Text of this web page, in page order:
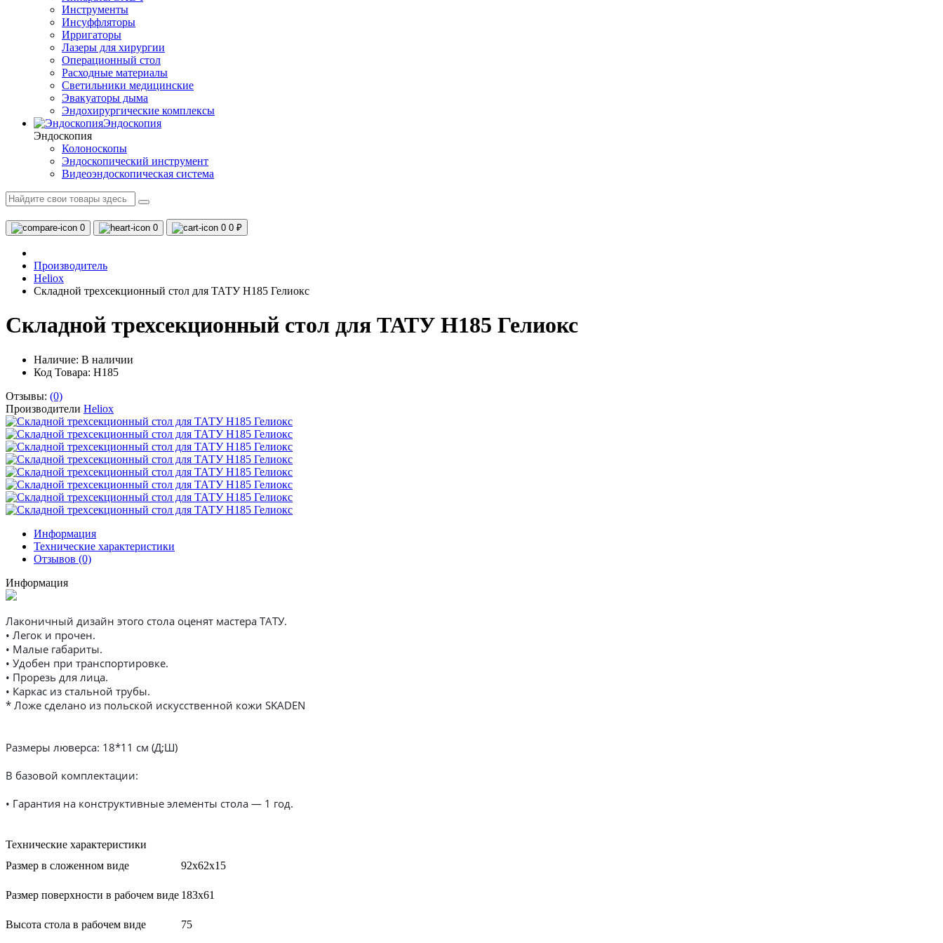
Инструменты
Инсуффляторы
Ирригаторы
Лазеры для хирургии
Операционный стол
Расходные материалы
Светильники медицинские
Эвакуаторы дыма
Эндохирургические комплексы
Эндоскопия
Эндоскопия
Колоноскопы
Эндоскопический инструмент
Видеоэндоскопическая система
0 0 0 0 ₽
Производитель
Heliox
Складной трехсекционный стол для ТАТУ H185 Гелиокс
Складной трехсекционный стол для ТАТУ H185 Гелиокс
Наличие: В наличии
Код Товара: H185
Отзывы: (0)
Производители Heliox
Информация
Технические характеристики
Отзывов (0)
Информация
Лаконичный дизайн этого стола оценят мастера ТАТУ.
• Легок и прочен.
• Малые габариты.
• Удобен при транспортировке.
• Прорезь для лица.
• Каркас из стальной трубы.
* Ложе сделано из польской искусственной кожи SKADEN
Размеры люверса: 18*11 см (Д;Ш)
В базовой комплектации:
• Гарантия на конструктивные элементы стола — 1 год.
Технические характеристики
Размер в сложенном виде
92х62х15
Размер поверхности в рабочем виде 183х61
Высота стола в рабочем виде
75